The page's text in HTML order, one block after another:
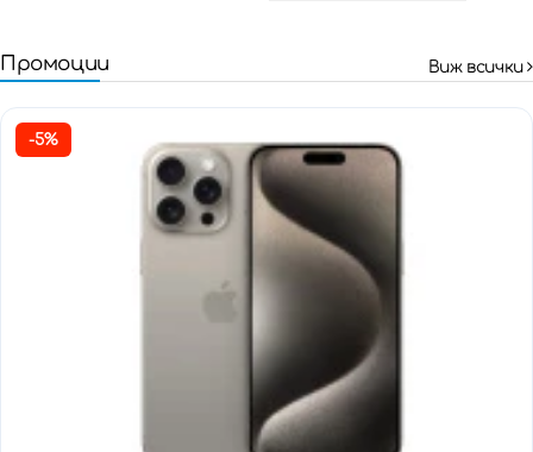
Промоции Виж всички
-5%